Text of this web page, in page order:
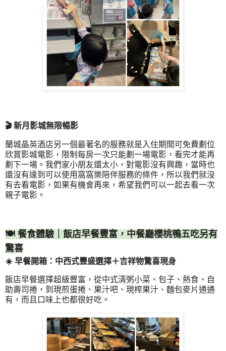
🎬 新月影城無限暢影
蘭城晶英酒店另一個最著名的服務就是入住期間可免費劃位
欣賞影城電影，限制每房一次只能劃一場電影，看完才能再
劃下一場。我們家小朋友還太小，對電影沒有興趣，當時也
還沒有達到可以使用窩窩樂陪伴服務的條件，所以我們就沒
有去看電影，如果有機會再來，希望我們可以一起去看一次
親子電影。
🍽 餐食體驗｜飯店早餐豐富，中餐廳櫻桃鴨五吃另有
驚喜
☀️ 早餐開箱：中西式豐盛選擇＋吉祥物驚喜現身
飯店早餐選擇超級豐富，從中式清粥小菜、包子、熱食、自
助壽司捲，到現煎蛋捲、果汁吧、現榨果汁、麵包麥片通通
有，而且口味上也都很好吃。